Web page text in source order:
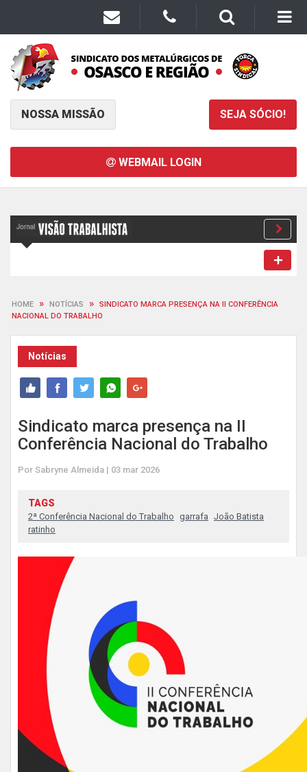
NOSSA MISSÃO SEJA SÓCIO!
WEBMAIL LOGIN
HOME » NOTÍCIAS »
SINDICATO MARCA PRESENÇA NA II CONFERÊNCIA
NACIONAL DO TRABALHO
Notícias
Sindicato marca presença na II
Conferência Nacional do Trabalho
Por Sabryne Almeida | 03 mar 2026
TAGS
2ª Conferência Nacional do Trabalho garrafa João Batista
ratinho